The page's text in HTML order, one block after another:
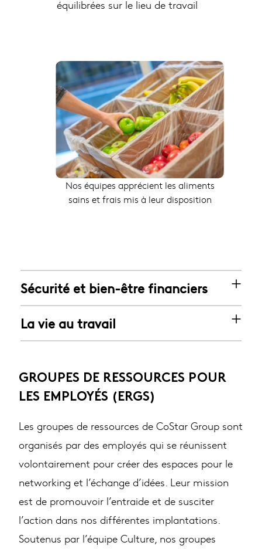
équilibrées sur le lieu de travail
Nos équipes apprécient les aliments
sains et frais mis à leur disposition
Sécurité et bien-être financiers
La vie au travail
GROUPES DE RESSOURCES POUR
LES EMPLOYÉS (ERGS)
Les groupes de ressources de CoStar Group sont
organisés par des employés qui se réunissent
volontairement pour créer des espaces pour le
networking et l’échange d’idées. Leur mission
est de promouvoir l’entraide et de susciter
l’action dans nos différentes implantations.
Soutenus par l’équipe Culture, nos groupes